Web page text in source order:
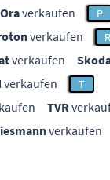
Oraverkaufen P
verkaufen R
verkaufen
verkaufen T
TVR
verkaufen